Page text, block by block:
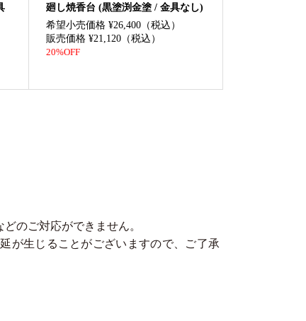
廻し焼香台 (黒塗渕金塗 / 金具なし)
希望小売価格 ¥26,400（税込）
販売価格 ¥21,120（税込）
20%OFF
のご対応ができません。
が生じることがございますので、ご了承